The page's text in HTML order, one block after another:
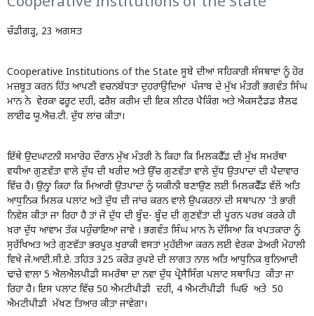
ਚੰਡੀਗੜ੍ਹ, 23 ਅਗਸਤ
Cooperative Institutions of the State ਸੂਬੇ ਦੀਆਂ ਸਹਿਕਾਰੀ ਸੰਸਥਾਵਾਂ ਨੂੰ ਹੋਰ
ਮਜ਼ਬੂਤ ਕਰਨ ਹਿੱਤ ਆਪਣੀ ਵਚਨਬੱਧਤਾ ਦੁਹਰਾਉਂਦਿਆਂ ਪੰਜਾਬ ਦੇ ਮੁੱਖ ਮੰਤਰੀ ਭਗਵੰਤ ਸਿੰਘ
ਮਾਨ ਨੇ ਵੇਰਕਾ ਫਰੂਟ ਦਹੀਂ, ਫਰੈਸ਼ ਕਰੀਮ ਦੀ ਇਕ ਲੀਟਰ ਪੈਕਿੰਗ ਅਤੇ ਐਕਸਟੈਂਡਡ ਸ਼ੈਲਫ
ਲਾਈਫ ਯੂ.ਐਚ.ਟੀ. ਦੁੱਧ ਲਾਂਚ ਕੀਤਾ।
ਇੱਥੇ ਉਦਘਾਟਨੀ ਸਮਾਰੋਹ ਦੌਰਾਨ ਮੁੱਖ ਮੰਤਰੀ ਨੇ ਕਿਹਾ ਕਿ ਮਿਲਕਫੈੱਡ ਦੀ ਮੁੱਖ ਸਮਰੱਥਾ
ਵਧੀਆ ਗੁਣਵੱਤਾ ਵਾਲੇ ਦੁੱਧ ਦੀ ਖਰੀਦ ਅਤੇ ਉੱਚ ਗੁਣਵੱਤਾ ਵਾਲੇ ਦੁੱਧ ਉਤਪਾਦਾਂ ਦੀ ਪੈਦਾਵਾਰ
ਵਿੱਚ ਹੈ। ਉਨ੍ਹਾਂ ਕਿਹਾ ਕਿ ਮਿਆਰੀ ਉਤਪਾਦਾਂ ਨੂੰ ਯਕੀਨੀ ਬਣਾਉਣ ਲਈ ਮਿਲਕਫੈੱਡ ਵੱਲੋਂ ਅਤਿ
ਆਧੁਨਿਕ ਮਿਲਕ ਪਲਾਂਟ ਅਤੇ ਦੁੱਧ ਦੀ ਜਾਂਚ ਕਰਨ ਵਾਲੇ ਉਪਕਰਨਾਂ ਦੀ ਸਥਾਪਨਾ ’ਤੇ ਭਾਰੀ
ਨਿਵੇਸ਼ ਕੀਤਾ ਜਾ ਰਿਹਾ ਹੈ ਤਾਂ ਜੋ ਦੁੱਧ ਦੀ ਬੂੰਦ- ਬੂੰਦ ਦੀ ਗੁਣਵੱਤਾ ਦੀ ਪੂਰਨ ਪਰਖ਼ ਕਰਕੇ ਹੀ
ਖ਼ਰਾ ਦੁੱਧ ਆਵਾਮ ਤੱਕ ਪਹੁੰਚਾਇਆ ਜਾਵੇ । ਭਗਵੰਤ ਸਿੰਘ ਮਾਨ ਨੇ ਦੱਸਿਆ ਕਿ ਖਪਤਕਾਰਾਂ ਨੂੰ
ਸੁਰੱਖਿਅਤ ਅਤੇ ਗੁਣਵੱਤਾ ਭਰਪੂਰ ਖੁਰਾਕੀ ਵਸਤਾਂ ਮੁਹੱਈਆ ਕਰਨ ਲਈ ਵੇਰਕਾ ਡੇਅਰੀ ਮੋਹਾਲੀ
ਵਿਖੇ ਜੇ.ਆਈ.ਸੀ.ਏ. ਤਹਿਤ 325 ਕਰੋੜ ਰੁਪਏ ਦੀ ਲਾਗਤ ਨਾਲ ਅਤਿ ਆਧੁਨਿਕ ਬੁਨਿਆਦੀ
ਢਾਂਚੇ ਵਾਲਾ 5 ਐਲਐਲਪੀਡੀ ਸਮਰੱਥਾ ਦਾ ਨਵਾਂ ਦੁੱਧ ਪ੍ਰੋਸੈਸਿੰਗ ਪਲਾਂਟ ਸਥਾਪਿਤ ਕੀਤਾ ਜਾ
ਰਿਹਾ ਹੈ। ਇਸ ਪਲਾਂਟ ਵਿੱਚ 50 ਐਮਟੀਪੀਡੀ ਦਹੀਂ, 4 ਐਮਟੀਪੀਡੀ ਘਿਓ ਅਤੇ 50
ਐਮਟੀਪੀਡੀ ਮੱਖਣ ਤਿਆਰ ਕੀਤਾ ਜਾਵੇਗਾ।